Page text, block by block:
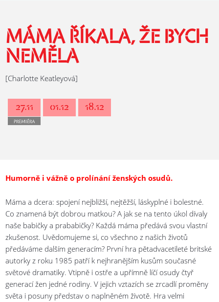
MÁMA ŘÍKALA, ŽE BYCH
NEMĚLA
[Charlotte Keatleyová]
27.11
PREMIÉRA
01.12 18.12
Humorně i vážně o prolínání ženských osudů.
Máma a dcera: spojení nejbližší, nejtěžší, láskyplné i bolestné.
Co znamená být dobrou matkou? A jak se na tento úkol dívaly
naše babičky a prababičky? Každá máma předává svou vlastní
zkušenost. Uvědomujeme si, co všechno z našich životů
předáváme dalším generacím? První hra pětadvacetileté britské
autorky z roku 1985 patří k nejhranějším kusům současné
světové dramatiky. Vtipně i ostře a upřímně líčí osudy čtyř
generací žen jedné rodiny. V jejich vztazích se zrcadlí proměny
světa i posuny představ o naplněném životě. Hra velmi